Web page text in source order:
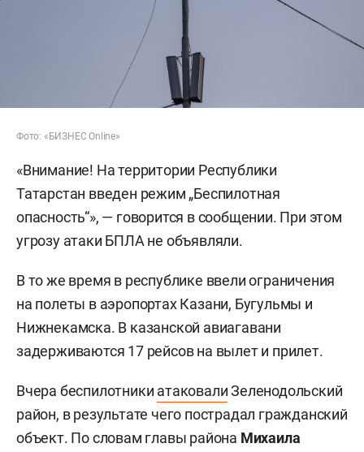
Фото: «БИЗНЕС Online»
«Внимание! На территории Республики
Татарстан введен режим „Беспилотная
опасность“», — говорится в сообщении. При этом
угрозу атаки БПЛА не объявляли.
В то же время в республике ввели ограничения
на полеты в аэропортах Казани, Бугульмы и
Нижнекамска. В казанской авиагавани
задерживаются 17 рейсов на вылет и прилет.
Вчера беспилотники атаковалиЗеленодольский
район, в результате чего пострадал гражданский
объект. По словам главы района Михаила